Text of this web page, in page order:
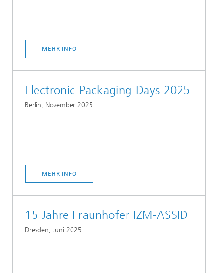
MEHR INFO
Electronic Packaging Days 2025
Berlin, November 2025
MEHR INFO
15 Jahre Fraunhofer IZM-ASSID
Dresden, Juni 2025